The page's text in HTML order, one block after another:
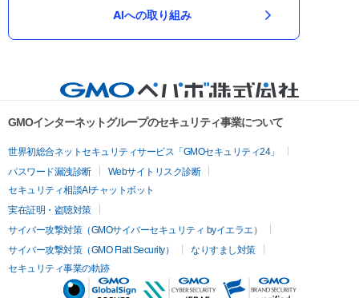
AIへの取り組み
GMOインターネットグループのセキュリティ事業について
世界初総合ネットセキュリティサービス「GMOセキュリティ24」
パスワード漏洩診断
Webサイトリスク診断
セキュリティ相談AIチャットボット
実在証明・盗聴対策
サイバー攻撃対策（GMOサイバーセキュリティ byイエラエ）
サイバー攻撃対策（GMO Flatt Security）
なりすまし対策
セキュリティ事業の軌跡